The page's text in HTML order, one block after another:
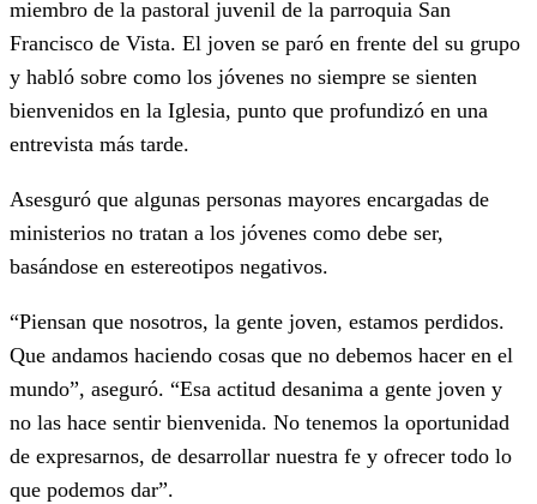
miembro de la pastoral juvenil de la parroquia San
Francisco de Vista. El joven se paró en frente del su grupo
y habló sobre como los jóvenes no siempre se sienten
bienvenidos en la Iglesia, punto que profundizó en una
entrevista más tarde.
Asesguró que algunas personas mayores encargadas de
ministerios no tratan a los jóvenes como debe ser,
basándose en estereotipos negativos.
“Piensan que nosotros, la gente joven, estamos perdidos.
Que andamos haciendo cosas que no debemos hacer en el
mundo”, aseguró. “Esa actitud desanima a gente joven y
no las hace sentir bienvenida. No tenemos la oportunidad
de expresarnos, de desarrollar nuestra fe y ofrecer todo lo
que podemos dar”.